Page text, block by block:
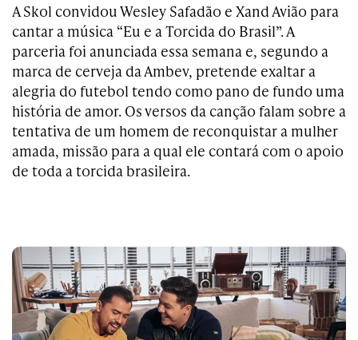
A Skol convidou Wesley Safadão e Xand Avião para
cantar a música “Eu e a Torcida do Brasil”. A
parceria foi anunciada essa semana e, segundo a
marca de cerveja da Ambev, pretende exaltar a
alegria do futebol tendo como pano de fundo uma
história de amor. Os versos da canção falam sobre a
tentativa de um homem de reconquistar a mulher
amada, missão para a qual ele contará com o apoio
de toda a torcida brasileira.